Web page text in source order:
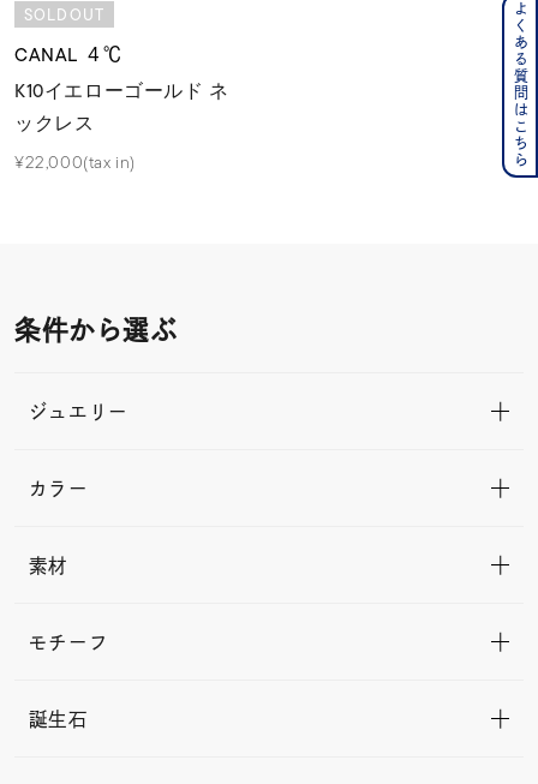
SOLDOUT
CANAL ４℃
K10イエローゴールド ネ
ックレス
¥22,000(tax in)
条件から選ぶ
ジュエリー
カラー
素材
モチーフ
誕生石
よくある質問はこちら